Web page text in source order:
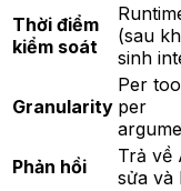
Thời điểm
kiểm soát
(sau
sinh
Granularity
Per
per
Phản hồi
Trả về
sửa và